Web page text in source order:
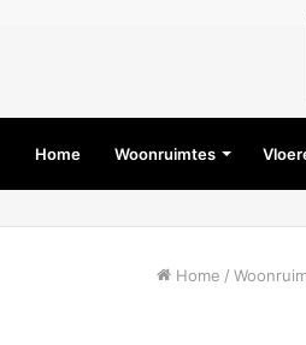
Home Woonruimtes
Home /